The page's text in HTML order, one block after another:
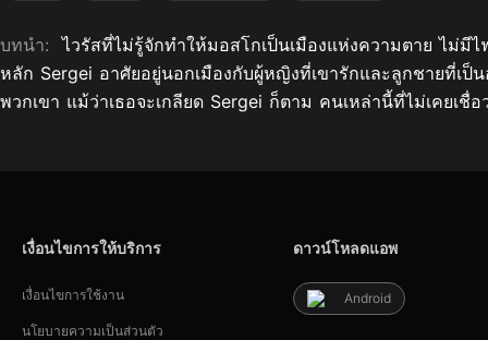
บทนำ:ไวรัสที่ไม่รู้จักทำให้มอสโกเป็นเมืองแห่งความตาย ไม่มี
หลัก Sergei อาศัยอยู่นอกเมืองกับผู้หญิงที่เขารักและลูกชายที่เ
พวกเขา แม้ว่าเธอจะเกลียด Sergei ก็ตาม คนเหล่านี้ที่ไม่เคยเชื่
เงื่อนไขการให้บริการ
เงื่อนไขการใช้งาน
นโยบายความเป็นส่วนตัว
ดาวน์โหลดแอพ
Android